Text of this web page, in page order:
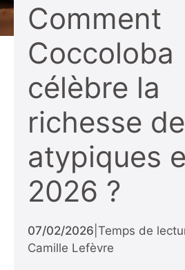
Comment
Coccoloba
célèbre la
richesse
atypiques
2026 ?
07/02/2026 Temps de
Camille Lefèvre